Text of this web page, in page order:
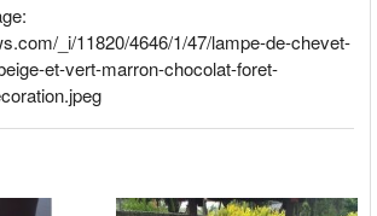
_i/11820/4646/1/47/lampe-de-chevet-
et-vert-marron-chocolat-foret-